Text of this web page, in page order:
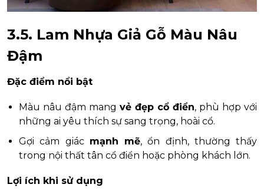
3.5. Lam Nhựa Giả Gỗ Màu Nâu
Đậm
Đặc điểm nổi bật
Màu nâu đậm mang vẻ đẹp cổ điển, phù hợp với
những ai yêu thích sự sang trọng, hoài cổ.
Gợi cảm giác mạnh mẽ, ổn định, thường thấy
trong nội thất tân cổ điển hoặc phòng khách lớn.
Lợi ích khi sử dụng